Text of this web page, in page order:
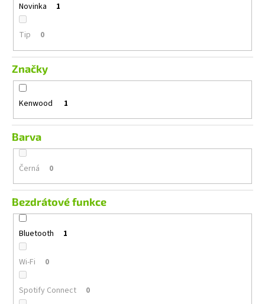
Novinka 1
Tip 0
Značky
Kenwood 1
Barva
Černá 0
Bezdrátové funkce
Bluetooth 1
Wi-Fi 0
Spotify Connect 0
m
e
GROUND
ZERO
GZIB
3.250
SPL
12
990
Kč